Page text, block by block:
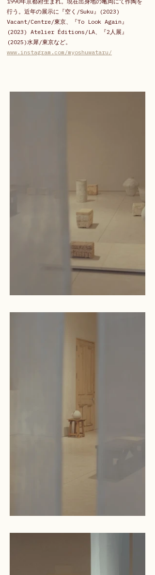
行う。近年の展示に『空く/Suku』(2023)
Vacant/Centre/東京、『To Look Again』
(2023) Atelier Éditions/LA、『2人展』
(2025)水犀/東京など。
www.instagram.com/myoshuwataru/